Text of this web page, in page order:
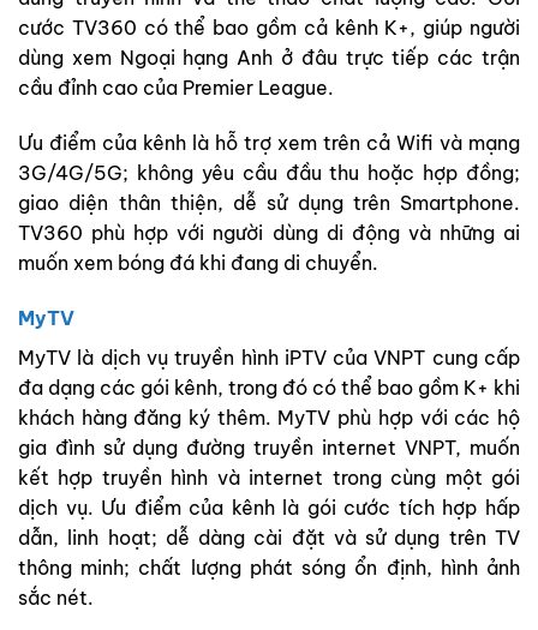
cước TV360 có thể bao gồm cả kênh K+, giúp người
dùng xem Ngoại hạng Anh ở đâu trực tiếp các trận
cầu đỉnh cao của Premier League.
Ưu điểm của kênh là hỗ trợ xem trên cả Wifi và mạng
3G/4G/5G; không yêu cầu đầu thu hoặc hợp đồng;
giao diện thân thiện, dễ sử dụng trên Smartphone.
TV360 phù hợp với người dùng di động và những ai
muốn xem bóng đá khi đang di chuyển.
MyTV
MyTV là dịch vụ truyền hình iPTV của VNPT cung cấp
đa dạng các gói kênh, trong đó có thể bao gồm K+ khi
khách hàng đăng ký thêm. MyTV phù hợp với các hộ
gia đình sử dụng đường truyền internet VNPT, muốn
kết hợp truyền hình và internet trong cùng một gói
dịch vụ. Ưu điểm của kênh là gói cước tích hợp hấp
dẫn, linh hoạt; dễ dàng cài đặt và sử dụng trên TV
thông minh; chất lượng phát sóng ổn định, hình ảnh
sắc nét.